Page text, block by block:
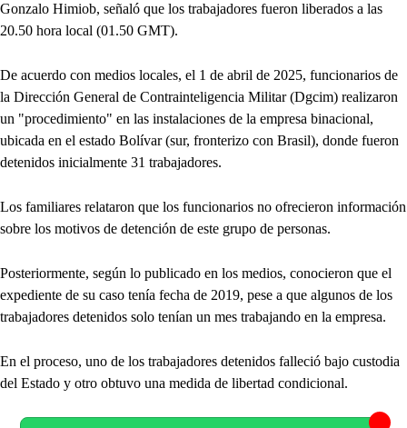
Gonzalo Himiob, señaló que los trabajadores fueron liberados a las
20.50 hora local (01.50 GMT).
De acuerdo con medios locales, el 1 de abril de 2025, funcionarios de
la Dirección General de Contrainteligencia Militar (Dgcim) realizaron
un "procedimiento" en las instalaciones de la empresa binacional,
ubicada en el estado Bolívar (sur, fronterizo con Brasil), donde fueron
detenidos inicialmente 31 trabajadores.
Los familiares relataron que los funcionarios no ofrecieron información
sobre los motivos de detención de este grupo de personas.
Posteriormente, según lo publicado en los medios, conocieron que el
expediente de su caso tenía fecha de 2019, pese a que algunos de los
trabajadores detenidos solo tenían un mes trabajando en la empresa.
En el proceso, uno de los trabajadores detenidos falleció bajo custodia
del Estado y otro obtuvo una medida de libertad condicional.